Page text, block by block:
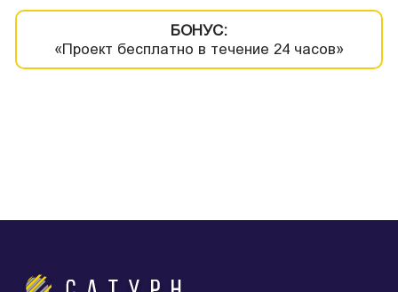
БОНУС:
«Проект бесплатно в течение 24 часов»